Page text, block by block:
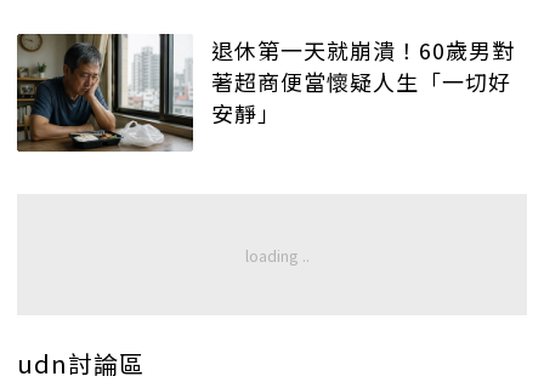
退休第一天就崩潰！60歲男對
著超商便當懷疑人生「一切好
安靜」
udn討論區